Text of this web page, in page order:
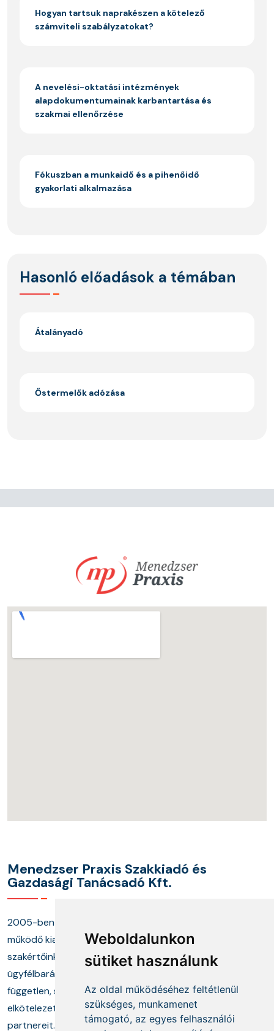
Weboldalunkon
sütiket használunk
Az oldal működéséhez feltétlenül
szükséges, munkamenet
támogató, az egyes felhasználói
Hogyan tartsuk naprakészen a kötelező
számviteli szabályzatokat?
A nevelési-oktatási intézmények
alapdokumentumainak karbantartása és
szakmai ellenőrzése
Fókuszban a munkaidő és a pihenőidő
gyakorlati alkalmazása
Hasonló előadások a témában
Átalányadó
Őstermelők adózása
Menedzser Praxis Szakkiadó és
Gazdasági Tanácsadó Kft.
2005-ben alapított cégünk és annak keretei között
működő kiadónk, képzési központunk, valamint
szakértőinkből álló tanácsadó munkacsoportunk
ügyfélbarát termékekkel és megoldásokkal, a
független, szakmai információszolgáltatás mellett
elkötelezetten segíti ügyfeleit és szakmai
partnereit.